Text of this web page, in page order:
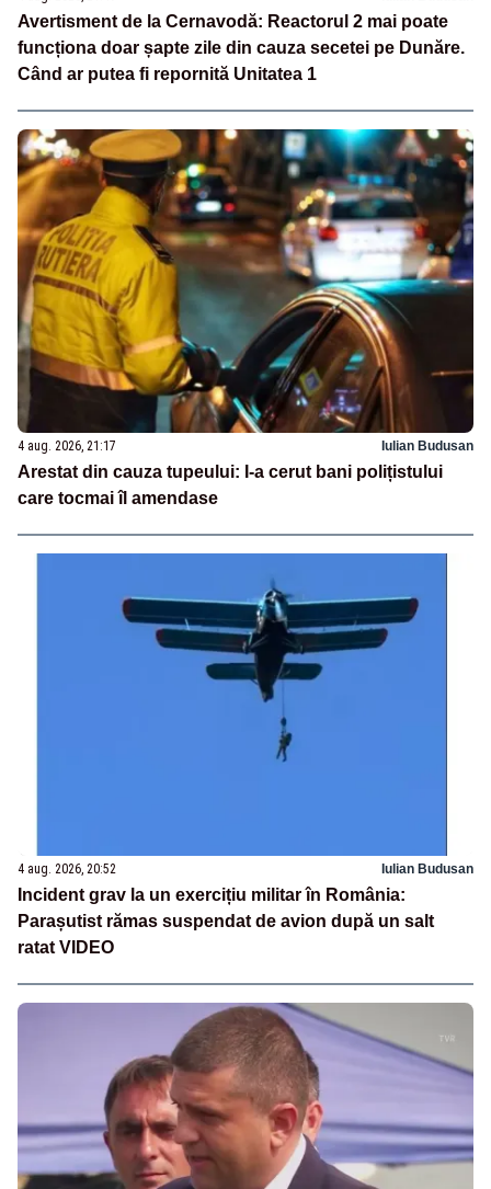
Avertisment de la Cernavodă: Reactorul 2 mai poate
funcționa doar șapte zile din cauza secetei pe Dunăre.
Când ar putea fi repornită Unitatea 1
4 aug. 2026, 21:17 Iulian Budusan
Arestat din cauza tupeului: I-a cerut bani polițistului
care tocmai îl amendase
4 aug. 2026, 20:52 Iulian Budusan
Incident grav la un exercițiu militar în România:
Parașutist rămas suspendat de avion după un salt
ratat VIDEO